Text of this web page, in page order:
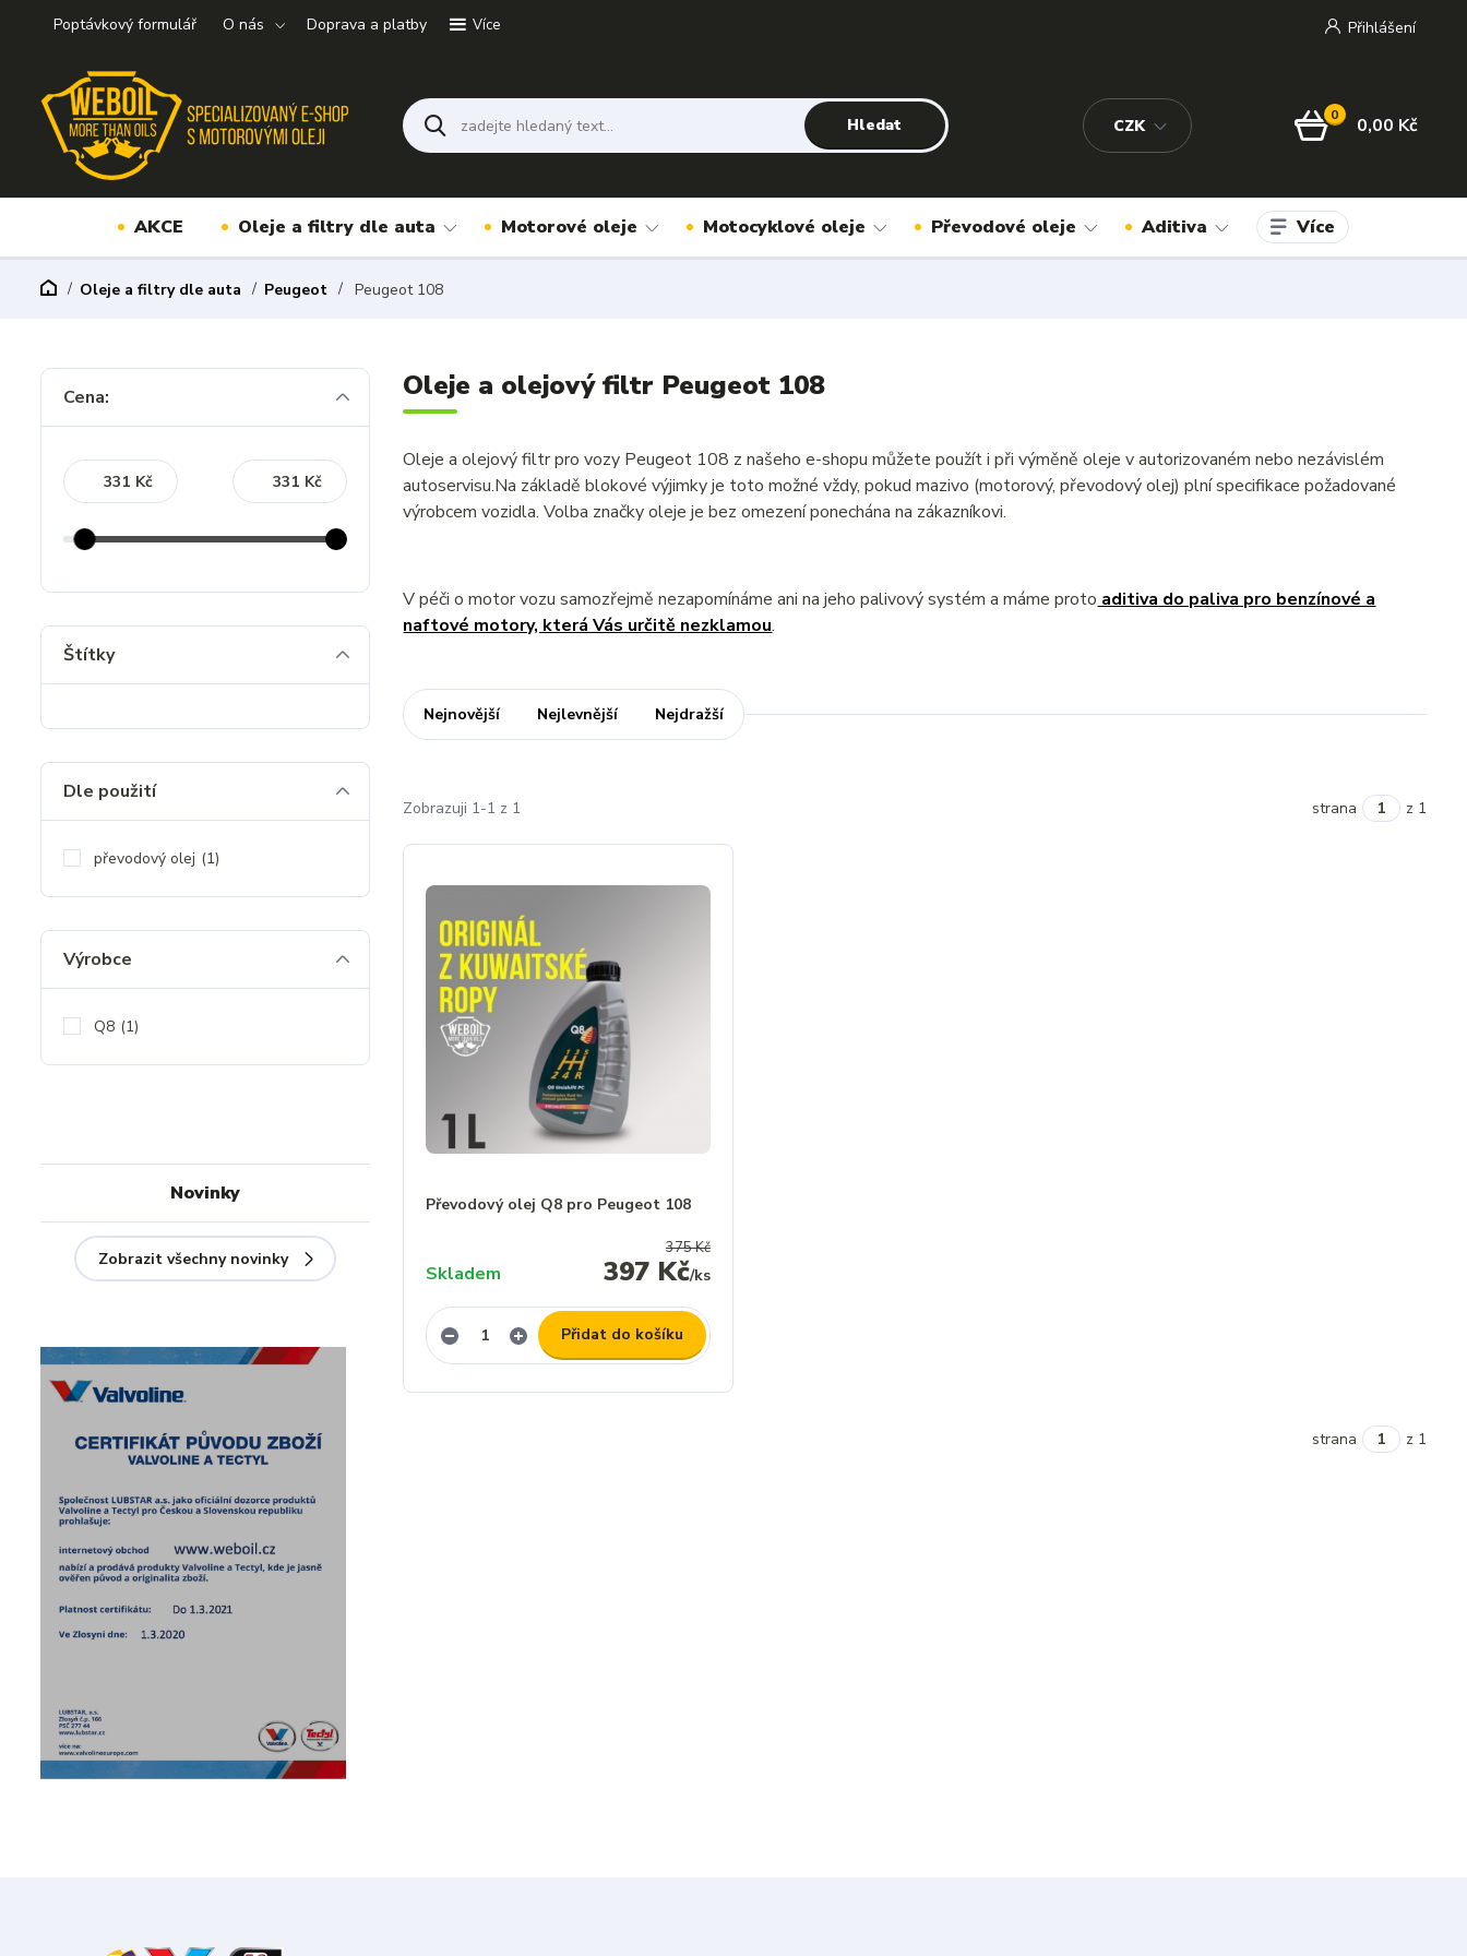
Poptávkový formulář O nás Doprava a platby Více
CZK
Přihlášení
Hledat 0 0,00 Kč
AKCE Oleje a filtry dle auta Motorové oleje Motocyklové oleje Převodové oleje Aditiva Více
Oleje a filtry dle auta Peugeot Peugeot 108
Oleje a olejový filtr Peugeot 108
Oleje a olejový filtr pro vozy Peugeot 108 z našeho e-shopu můžete použít i při výměně oleje v autorizovaném nebo nezávislém
autoservisu.Na základě blokové výjimky je toto možné vždy, pokud mazivo (motorový, převodový olej) plní specifikace požadované
výrobcem vozidla. Volba značky oleje je bez omezení ponechána na zákazníkovi.
V péči o motor vozu samozřejmě nezapomínáme ani na jeho palivový systém a máme proto aditiva do paliva pro benzínové a
naftové motory, která Vás určitě nezklamou.
Nejnovější Nejlevnější Nejdražší
Zobrazuji 1-1 z 1 strana z 1
Převodový olej Q8 pro Peugeot 108
375 Kč
397 Kč/ks
Skladem
Přidat do košíku
strana z 1
Cena:
Kč Kč
Štítky
Dle použití
převodový olej (1)
Výrobce
Q8 (1)
Novinky
Zobrazit všechny novinky